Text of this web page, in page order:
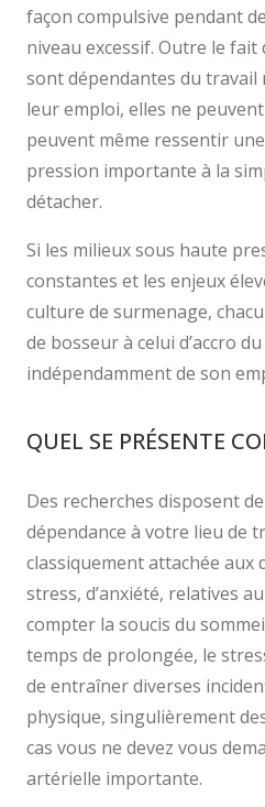
façon compulsive pendant
niveau excessif. Outre le
sont dépendantes du travail
leur emploi, elles ne
peuvent même ressentir
pression importante à la
détacher.
Si les milieux sous haute
constantes et les enjeux
culture de surmenage,
de bosseur à celui d’accro
indépendamment de son
QUEL SE PRÉSENTE
Des recherches disposent
dépendance à votre lieu de
classiquement attachée aux
stress, d’anxiété, relatives
compter la soucis du
temps de prolongée, le
de entraîner diverses
physique, singulièrement
cas vous ne devez vous
artérielle importante.